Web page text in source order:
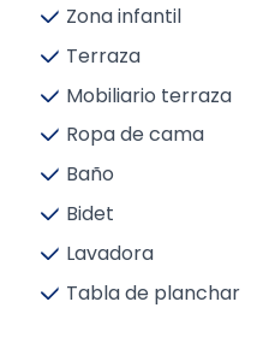
Zona infantil
Terraza
Mobiliario terraza
Ropa de cama
Baño
Bidet
Lavadora
Tabla de planchar